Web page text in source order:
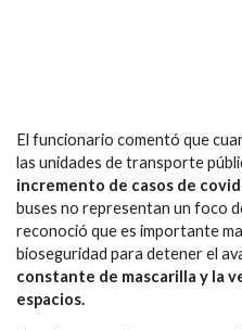
El funcionario comentó que
las unidades de transporte
incremento de casos de
buses no representan un foco
reconoció que es importante
bioseguridad para detener el
constante de mascarilla y la
espacios.